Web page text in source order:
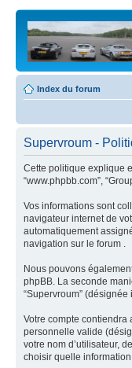
Index du forum
Supervroum -
Cette politique explique
“www.phpbb.com”,
Vos informations sont
navigateur internet de
automatiquement
navigation sur le forum .
Nous pouvons
phpBB. La seconde
“Supervroum”
Votre compte contiendra
personnelle valide
votre nom d’utilisateur,
choisir quelle